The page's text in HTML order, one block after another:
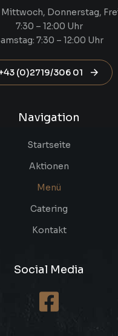
Mittwoch, Donnerstag,
7:30 – 12:00 Uhr
7:30 – 12:00 Uhr
(0)2719/306 01
Navigation
Startseite
Aktionen
Menü
Catering
Kontakt
Social Media